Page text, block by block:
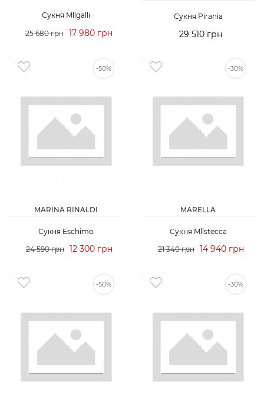
Сукня Mllgalli
25 680 грн 17 980 грн
Сукня Pirania
29 510 грн
-50%
MARINA RINALDI
Сукня Eschimo
24 590 грн 12 300 грн
-30%
MARELLA
Сукня Mllstecca
21 340 грн 14 940 грн
-50% -30%